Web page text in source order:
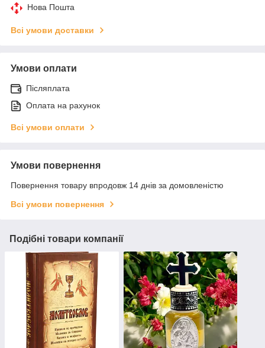
Нова Пошта
Всі умови доставки
Умови оплати
Післяплата
Оплата на рахунок
Всі умови оплати
Умови повернення
Повернення товару впродовж 14 днів за домовленістю
Всі умови повернення
Подібні товари компанії